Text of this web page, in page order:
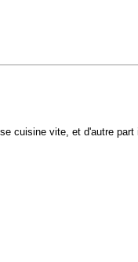
cuisine vite, et d'autre